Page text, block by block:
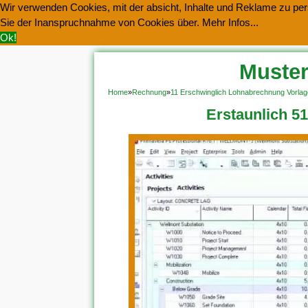
Wir verwenden Cookies, mit der absicht, Inhalte und Reklame zu
Sie der Inanspruchnahme von Cookies über. Mehr Infos...
Ok!
Home»Rechnung»11 Erschwinglich Lohnabrechnung
Erstaunlich